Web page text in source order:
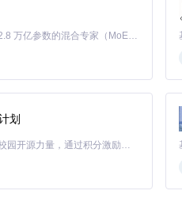
Kimi K3 是Kimi能力最强的模型：这是一个拥有 2.8 万亿参数的混合专家（MoE）模型，具备原生视觉理解能力，并支持 100 万 token 的上下文窗口。
划
「源启盛夏」暑期校园开发者成长计划旨在激活校园开源力量，通过积分激励、认证扶持、资源倾斜等形式，引导高校组织和开发者完成「入驻 — 建项目 — 做贡献 — 获认证 — 得资源」的完整闭环。无论你是想带领社团入驻平台的组织者，还是希望用代码贡献证明自己的开发者，都能在这里找到属于你的成长路径。